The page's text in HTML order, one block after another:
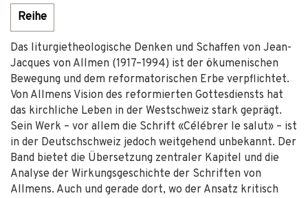
Reihe
Das liturgietheologische Denken und Schaffen von Jean-
Jacques von Allmen (1917–1994) ist der ökumenischen
Bewegung und dem reformatorischen Erbe verpflichtet.
Von Allmens Vision des reformierten Gottesdiensts hat
das kirchliche Leben in der Westschweiz stark geprägt.
Sein Werk – vor allem die Schrift «Célébrer le salut» – ist
in der Deutschschweiz jedoch weitgehend unbekannt. Der
Band bietet die Übersetzung zentraler Kapitel und die
Analyse der Wirkungsgeschichte der Schriften von
Allmens. Auch und gerade dort, wo der Ansatz kritisch